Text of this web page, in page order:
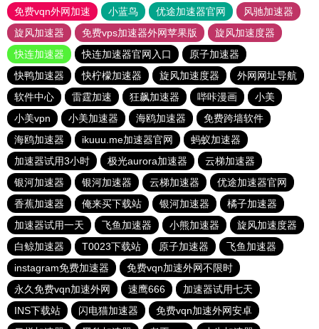
免费vqn外网加速
小蓝鸟 优途加速器官网
风驰加速器
旋风加速器
免费vps加速器外网苹果版
旋风加速度器
快连加速器
快连加速器官网入口
原子加速器
快鸭加速器
快柠檬加速器 旋风加速度器
外网网址导航
软件中心
雷霆加速 狂飙加速器 哔咔漫画
小美
小美vpn
小美加速器 海鸥加速器
免费跨墙软件
海鸥加速器
ikuuu.me加速器官网
蚂蚁加速器
加速器试用3小时
极光aurora加速器
云梯加速器
银河加速器
银河加速器 云梯加速器
优途加速器官网
香蕉加速器
俺来买下载站 银河加速器
橘子加速器
加速器试用一天
飞鱼加速器 小熊加速器
旋风加速度器
白鲸加速器
T0023下载站 原子加速器
飞鱼加速器
instagram免费加速器
免费vqn加速外网不限时
永久免费vqn加速外网
速鹰666
加速器试用七天
INS下载站
闪电猫加速器
免费vqn加速外网安卓